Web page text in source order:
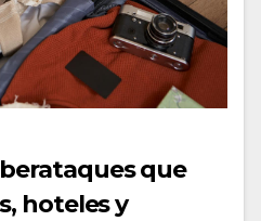
que
hoteles y